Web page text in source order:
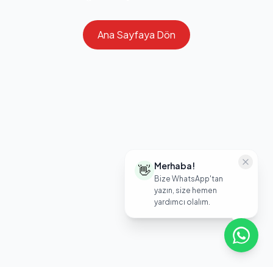
👋 Merhaba!
Bize WhatsApp'tan
yazın, size hemen
yardımcı olalım.
Ana Sayfaya Dön